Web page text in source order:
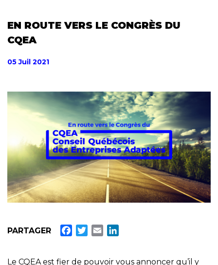
EN ROUTE VERS LE CONGRÈS DU
CQEA
05 Juil 2021
PARTAGER
Le CQEA est fier de pouvoir vous annoncer qu’il y